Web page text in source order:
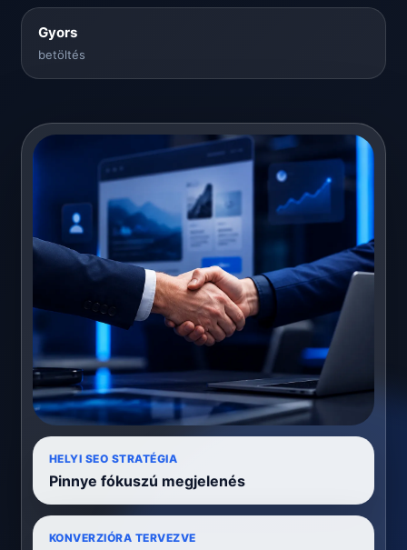
Gyors
betöltés
HELYI SEO STRATÉGIA
Pinnye fókuszú megjelenés
KONVERZIÓRA TERVEZVE